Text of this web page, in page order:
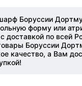
Боруссии
форму или
доставкой по всей
Боруссии
качество, а Вам